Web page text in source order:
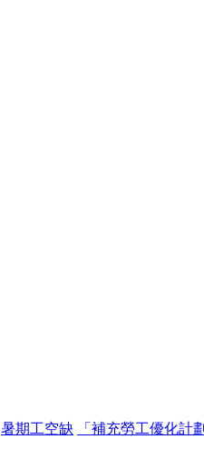
暑期工空缺
「補充勞工優化計